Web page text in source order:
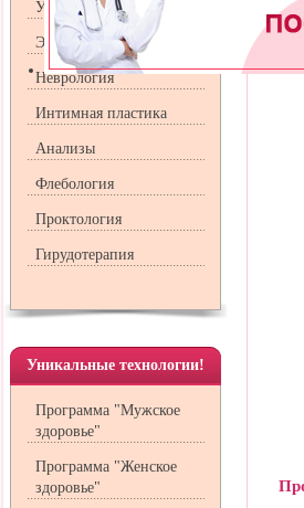
УЗИ
Эндокринология
Неврология
Интимная пластика
Анализы
Флебология
Проктология
Гирудотерапия
Уникальные технологии!
Программа "Мужское
здоровье"
Программа "Женское
здоровье"